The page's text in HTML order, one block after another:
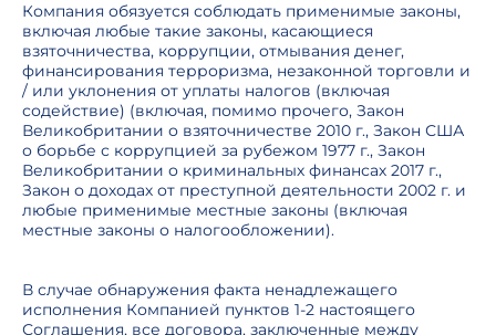
Компания обязуется соблюдать применимые законы,
включая любые такие законы, касающиеся
взяточничества, коррупции, отмывания денег,
финансирования терроризма, незаконной торговли и
/ или уклонения от уплаты налогов (включая
содействие) (включая, помимо прочего, Закон
Великобритании о взяточничестве 2010 г., Закон США
о борьбе с коррупцией за рубежом 1977 г., Закон
Великобритании о криминальных финансах 2017 г.,
Закон о доходах от преступной деятельности 2002 г. и
любые применимые местные законы (включая
местные законы о налогообложении).
В случае обнаружения факта ненадлежащего
исполнения Компанией пунктов 1-2 настоящего
Соглашения, все договора, заключенные между